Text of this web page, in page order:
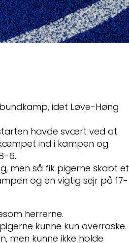
idet Løve-Høng
havde svært ved at
ind i kampen og
6.
men så fik pigerne skabt et
og en vigtig sejr på 17-
herrerne.
kunne kun overraske.
men kunne ikke holde